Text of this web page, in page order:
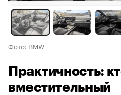
Фото: BMW
Практичность:
вместительный